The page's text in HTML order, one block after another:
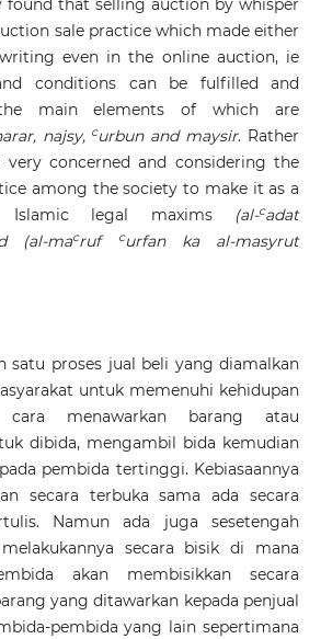
found that selling auction by whisper
sale practice which made either
even in the online auction, ie
conditions can be fulfilled and
main elements of which are
najsy, curbun and maysir. Rather
concerned and considering the
among the society to make it as a
legal maxims
(al-cadat
(al-macruf curfan ka al-masyrut
satu proses jual beli yang diamalkan
untuk memenuhi kehidupan
cara menawarkan barang atau
dibida, mengambil bida kemudian
pembida tertinggi. Kebiasaannya
secara terbuka sama ada secara
Namun ada juga sesetengah
secara bisik di mana
akan membisikkan secara
yang ditawarkan kepada penjual
pembida yang lain sepertimana